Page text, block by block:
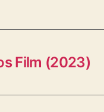
Film (2023)